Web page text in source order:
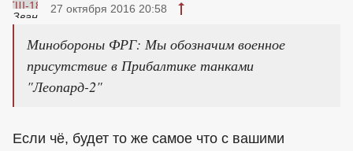
27 октября 2016 20:58
Минобороны ФРГ: Мы обозначим военное
присутствие в Прибалтике танками
"Леопард-2"
Если чё, будет то же самое что с вашими